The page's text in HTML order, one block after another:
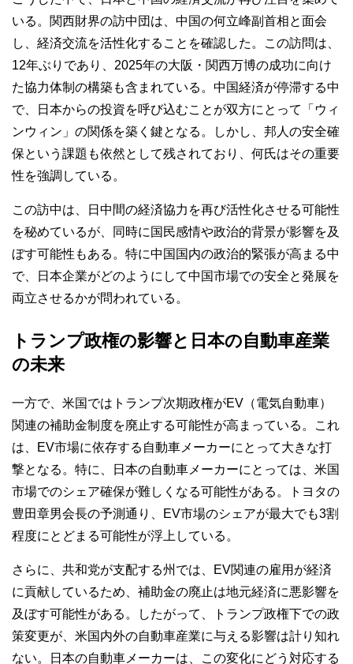
いる。関西財界の訪中団は、中国の何立峰副首相と面会
し、経済交流を活性化することを確認した。この訪問は、
12年ぶりであり、2025年の大阪・関西万博の成功に向け
た協力体制の構築も含まれている。中国経済が停滞する中
で、日本からの投資を呼び込むことが双方にとって「ウィ
ンウィン」の関係を築く鍵となる。しかし、邦人の安全確
保という課題も依然として残されており、何氏はその重要
性を強調している。
この訪中は、日中間の経済協力を再び活性化させる可能性
を秘めているが、同時に国民感情や政治的背景が影響を及
ぼす可能性もある。特に中国国内の政治的緊張が高まる中
で、日本企業がどのようにして中国市場での安全と発展を
両立させるかが問われている。
トランプ政権の影響と日本の自動車産業
の未来
一方で、米国ではトランプ次期政権がEV（電気自動車）
関連の補助金制度を廃止する可能性が高まっている。これ
は、EV市場に依存する自動車メーカーにとって大きな打
撃となる。特に、日本の自動車メーカーにとっては、米国
市場でのシェア確保が難しくなる可能性がある。トヨタの
豊田章男会長の予測通り、EV市場のシェアが最大でも3割
程度にとどまる可能性が浮上している。
さらに、共和党が支配する州では、EV関連の雇用が経済
に貢献しているため、補助金の廃止は地元経済に悪影響を
及ぼす可能性がある。したがって、トランプ政権下での政
策変更が、米国内外の自動車産業に与える影響は計り知れ
ない。日本の自動車メーカーは、この変化にどう対応する